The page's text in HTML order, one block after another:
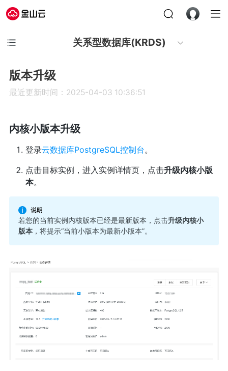
关系型数据库(KRDS)
版本升级
最近更新时间：2025-04-03 10:36:51
内核小版本升级
登录云数据库PostgreSQL控制台。
点击目标实例，进入实例详情页，点击升级内核小版
本。
若您的当前实例内核版本已经是最新版本，点击升级内核小
版本，将提示“当前小版本为最新小版本”。